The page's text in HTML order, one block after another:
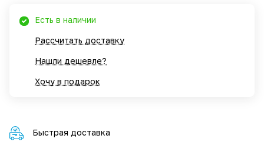
Есть в наличии
Рассчитать доставку
Нашли дешевле?
Хочу в подарок
Быстрая доставка